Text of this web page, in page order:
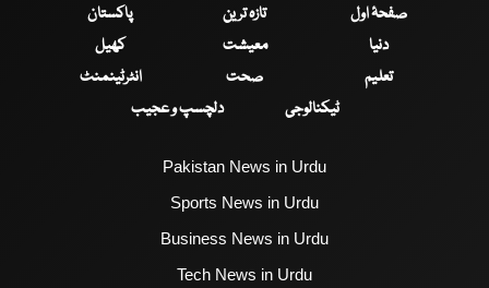
صفحۂ اول تازہ ترین
پاکستان
دنیا
معیشت
کھیل
تعلیم
صحت
انٹرٹینمنٹ
ٹیکنالوجی
دلچسپ و عجیب
Pakistan News in Urdu
Sports News in Urdu
Business News in Urdu
Tech News in Urdu